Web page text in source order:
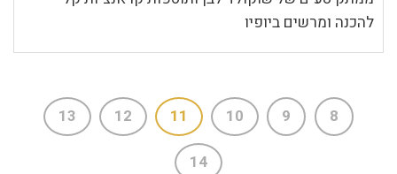
להכנה ומרשים ביופיו
8
9
10
11
12
13
14